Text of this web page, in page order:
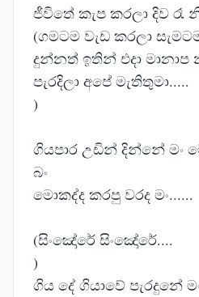
ජීවිතේ කැප කරලා දිව රෑ
(ගමටම වැඩ කරලා
දුන්නත් ඉතින් එදා මානාප
පැරදිලා අපේ මැතිතුමා.....
)
ගියපාර උඩින් දින්නේ මං
බං
මොකද්ද කරපු වරද මං......
(සිංඤෝරේ සිංඤෝරේ....
)
ගිය දේ ගියාවේ පැරදුනේ